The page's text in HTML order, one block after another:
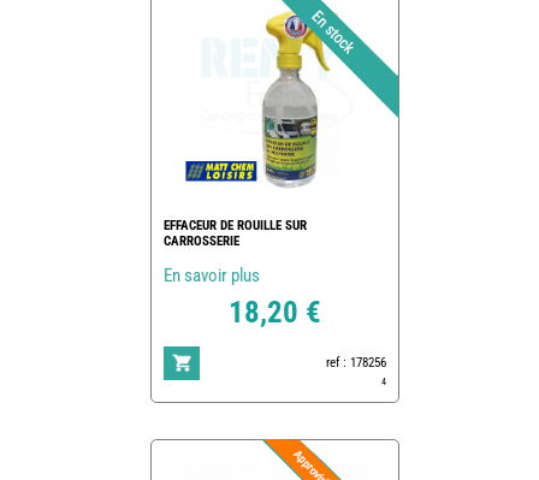
EFFACEUR DE ROUILLE SUR
CARROSSERIE
En savoir plus
18,20 €
ref : 178256
4